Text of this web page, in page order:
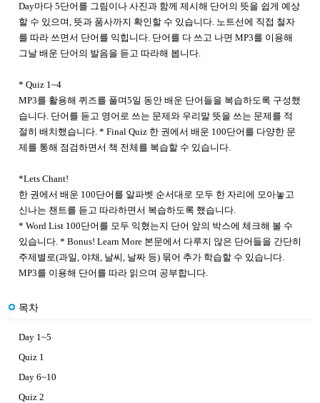
Day마다 5단어를 그림이나 사진과 함께 제시해 단어의 뜻을 쉽게 예상
할 수 있으며, 뜻과 품사까지 확인할 수 있습니다. 노트선에 직접 철자
를 따라 쓰면서 단어를 익힙니다. 단어를 다 쓰고 나면 MP3를 이용해
그날 배운 단어의 발음을 듣고 따라해 봅니다.
* Quiz 1~4
MP3를 활용해 퀴즈를 풀며5일 동안 배운 단어들을 복습하도록 구성했
습니다. 단어를 듣고 영어로 쓰는 문제와 우리말 뜻을 쓰는 문제를 적
절히 배치했습니다. * Final Quiz 한 권에서 배운 100단어를 다양한 문
제를 통해 점검하면서 책 전체를 복습할 수 있습니다.
*Lets Chant!
한 권에서 배운 100단어를 알파벳 순서대로 모두 한 자리에 모아놓고
신나는 챈트를 듣고 따라하면서 복습하도록 했습니다.
* Word List 100단어를 모두 익혔는지 단어 앞의 박스에 체크해 볼 수
있습니다. * Bonus! Learn More 본문에서 다루지 않은 단어들을 간단히
주제별로(과일, 야채, 날씨, 날짜 등) 묶어 추가 학습할 수 있습니다.
MP3를 이용해 단어를 따라 읽으며 공부합니다.
목차
Day 1~5
Quiz 1
Day 6~10
Quiz 2